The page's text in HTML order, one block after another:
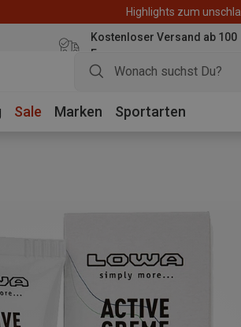
Highlights zum
Kostenloser Versand ab 100
Euro
Sale Marken Sportarten